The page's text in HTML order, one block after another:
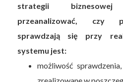
strategii
przeanalizować, czy
sprawdzają się przy
systemu jest:
możliwość